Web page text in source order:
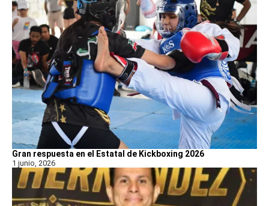
Gran respuesta en el Estatal de Kickboxing 2026
1 junio, 2026